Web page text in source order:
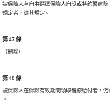
被保險人有自由選擇保險人自設或特約醫療
規定者，從其規定。
第 47 條
（刪除）
第 48 條
被保險人在保險有效期間領取醫療給付者，仍
。